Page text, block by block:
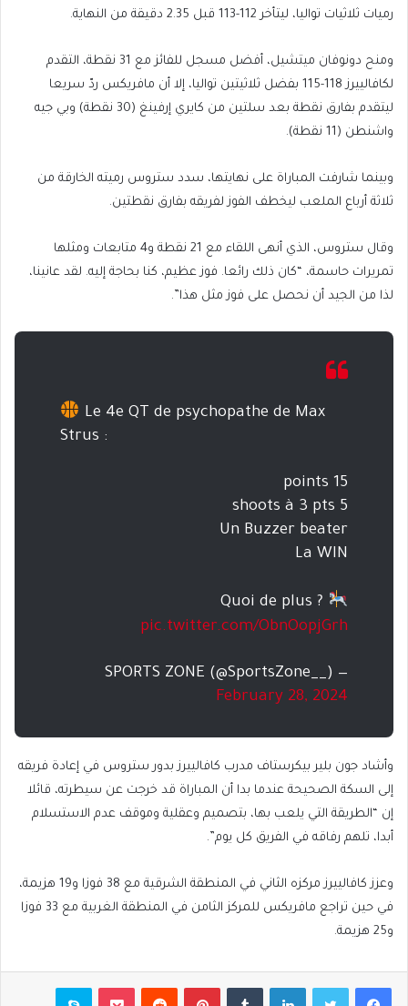
رميات ثلاثيات تواليا، ليتأخر 112-113 قبل 2.35 دقيقة من النهاية.
ومنح دونوفان ميتشيل، أفضل مسجل للفائز مع 31 نقطة، التقدم
لكافالييرز 118-115 بفضل ثلاثيتين تواليا، إلا أن مافريكس ردّ سريعا
ليتقدم بفارق نقطة بعد سلتين من كايري إرفينغ (30 نقطة) وبي جيه
واشنطن (11 نقطة).
وبينما شارفت المباراة على نهايتها، سدد ستروس رميته الخارقة من
ثلاثة أرباع الملعب ليخطف الفوز لفريقه بفارق نقطتين.
وقال ستروس، الذي أنهى اللقاء مع 21 نقطة و4 متابعات ومثلها
تمريرات حاسمة، “كان ذلك رائعا. فوز عظيم، كنا بحاجة إليه. لقد عانينا،
لذا من الجيد أن نحصل على فوز مثل هذا”.
Le 4e QT de psychopathe de Max
Strus :
15 points
5 shoots à 3 pts
Un Buzzer beater
La WIN
Quoi de plus ?
pic.twitter.com/ObnOopjGrh
— SPORTS ZONE (@SportsZone__)
February 28, 2024
وأشاد جون بلير بيكرستاف مدرب كافالييرز بدور ستروس في إعادة فريقه
إلى السكة الصحيحة عندما بدا أن المباراة قد خرجت عن سيطرته، قائلا
إن “الطريقة التي يلعب بها، بتصميم وعقلية وموقف عدم الاستسلام
أبدا، تلهم رفاقه في الفريق كل يوم”.
وعزز كافالييرز مركزه الثاني في المنطقة الشرقية مع 38 فوزا و19 هزيمة،
في حين تراجع مافريكس للمركز الثامن في المنطقة الغربية مع 33 فوزا
و25 هزيمة.
فيسبوكتويتر لينكدإن بينتيريست بوكيت سكايب